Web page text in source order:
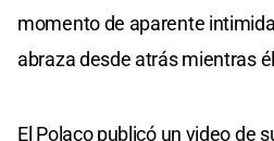
momento de aparente
abraza desde atrás mientras
El Polaco publicó un video de